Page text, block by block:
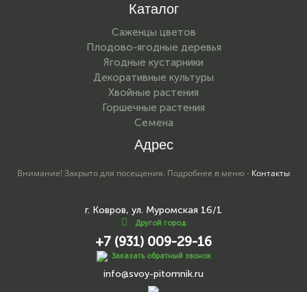
Каталог
Саженцы цветов
Плодово-ягодные деревья
Ягодные кустарники
Декоративные культуры
Хвойные растения
Горшечные растения
Семена
Адрес
Внимание! Закрыто для посещения. Подробнее в меню - Контакты
г. Ковров, ул. Муромская 16/1
Другой город
+7 (931) 009-29-16
Заказать обратный звонок
info@svoy-pitomnik.ru